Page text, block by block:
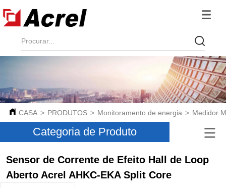
CASA > PRODUTOS > Monitoramento de energia > Medidor
Categoria de Produto
Sensor de Corrente de Efeito Hall de Loop
Aberto Acrel AHKC-EKA Split Core